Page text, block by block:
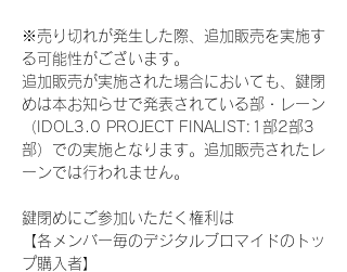
※売り切れが発生した際、追加販売を実施す
る可能性がございます。
追加販売が実施された場合においても、鍵閉
めは本お知らせで発表されている部・レーン
（IDOL3.0 PROJECT FINALIST:1部2部3
部）での実施となります。追加販売されたレ
ーンでは行われません。
鍵閉めにご参加いただく権利は
【各メンバー毎のデジタルブロマイドのトッ
プ購入者】